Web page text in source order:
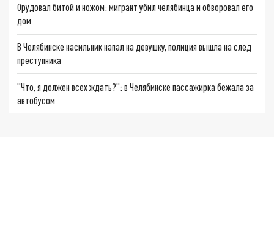
Орудовал битой и ножом: мигрант убил челябинца и обворовал его
дом
В Челябинске насильник напал на девушку, полиция вышла на след
преступника
"Что, я должен всех ждать?": в Челябинске пассажирка бежала за
автобусом